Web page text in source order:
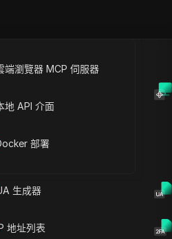
生成器
地址列表
端瀏覽器 MCP 伺服器
地 API 介面
部署
錯過獨家獎勵！